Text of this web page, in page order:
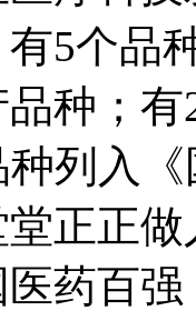
5个品
种；
种列入
正正
药百